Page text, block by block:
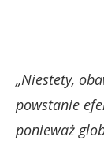
„Niestety,
powstanie
ponieważ